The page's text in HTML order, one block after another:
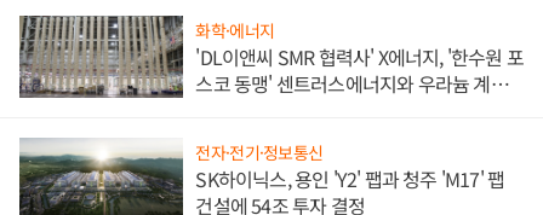
화학·에너지
'DL이앤씨 SMR 협력사' X에너지, '한수원 포
스코 동맹' 센트러스에너지와 우라늄 계약
전자·전기·정보통신
SK하이닉스, 용인 'Y2' 팹과 청주 'M17' 팹
건설에 54조 투자 결정